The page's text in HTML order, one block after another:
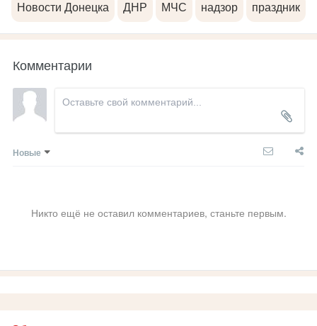
Новости Донецка ДНР МЧС надзор праздник
Комментарии
Новые
Никто ещё не оставил комментариев, станьте первым.